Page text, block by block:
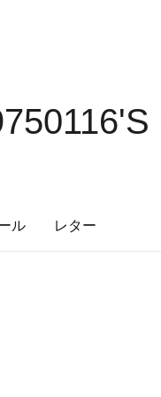
ル レター